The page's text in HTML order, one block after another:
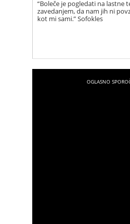
“Boleče je pogledati na lastne
zavedanjem, da nam jih ni
kot mi sami.” Sofokles